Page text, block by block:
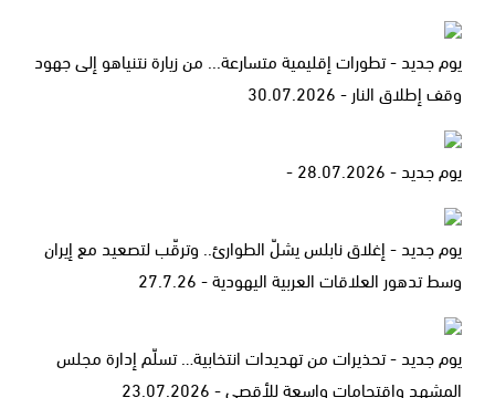
يوم جديد - تطورات إقليمية متسارعة... من زيارة نتنياهو إلى جهود
وقف إطلاق النار - 30.07.2026
يوم جديد - 28.07.2026 -
يوم جديد - إغلاق نابلس يشلّ الطوارئ.. وترقّب لتصعيد مع إيران
وسط تدهور العلاقات العربية اليهودية - 27.7.26
يوم جديد - تحذيرات من تهديدات انتخابية… تسلّم إدارة مجلس
المشهد واقتحامات واسعة للأقصى - 23.07.2026